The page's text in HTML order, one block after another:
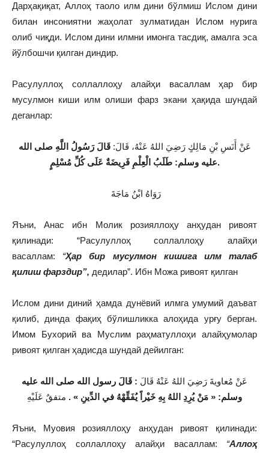
Дарҳақиқат, Аллоҳ таоло илм дини бўлмиш Ислом дини
билан инсониятни жаҳолат зулматидан Ислом нурига
олиб чиқди. Ислом дини илмни имонга тасдиқ, амалга эса
йўлбошчи қилган диндир.
Расулуллоҳ соллаллоҳу алайҳи васаллам ҳар бир
мусулмон киши илм олиши фарз экани ҳақида шундай
деганлар:
عَنْ أَنَسِ بْنِ مَالِكٍ رَضِيَ اللهُ عَنْهُ، قَالَ: قَالَ رَسُولُ اللَّهِ صلى الله
عليه وسلم: طَلَبُ الْعِلْمِ فَرِيضَةٌ عَلَى كُلِّ مُسْلِمٍ.
رَوَاهُ ابْنُ مَاجَةَ
Яъни, Анас ибн Молик розияллоҳу анҳудан ривоят
қилинади: “Расулуллоҳ соллаллоҳу алайҳи
васаллам: “Ҳар бир мусулмон кишига илм талаб
қилиш фарздир”, дедилар”. Ибн Можа ривоят қилган
Ислом дини диний ҳамда дунёвий илмга умумий даъват
қилиб, динда фақиҳ бўлишликка алоҳида урғу берган.
Имом Бухорий ва Муслим раҳматуллоҳи алайҳумолар
ривоят қилган ҳадисда шундай дейилган:
عَنْ مُعاويةَ رَضِيَ اللهُ عَنْهُ قَالَ : قَالَ رسول الله صلى الله عليه
وسلم: « مَنْ يُرِدِ اللهُ بِهِ خَيْراً يُفَقِّهْهُ في الدِّينِ » . متفقٌ عَلَيْهِ
Яъни, Муовия розияллоҳу анҳудан ривоят қилинади:
“Расулуллоҳ соллаллоҳу алайҳи васаллам: “Аллоҳ